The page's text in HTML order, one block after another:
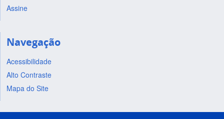
Assine
Navegação
Acessibilidade
Alto Contraste
Mapa do Site